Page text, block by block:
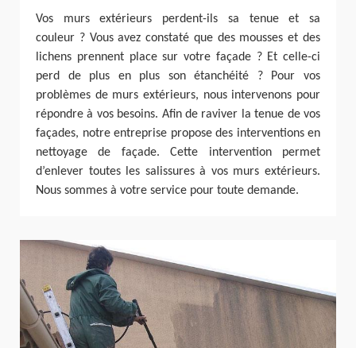
Vos murs extérieurs perdent-ils sa tenue et sa
couleur ? Vous avez constaté que des mousses et des
lichens prennent place sur votre façade ? Et celle-ci
perd de plus en plus son étanchéité ? Pour vos
problèmes de murs extérieurs, nous intervenons pour
répondre à vos besoins. Afin de raviver la tenue de vos
façades, notre entreprise propose des interventions en
nettoyage de façade. Cette intervention permet
d’enlever toutes les salissures à vos murs extérieurs.
Nous sommes à votre service pour toute demande.